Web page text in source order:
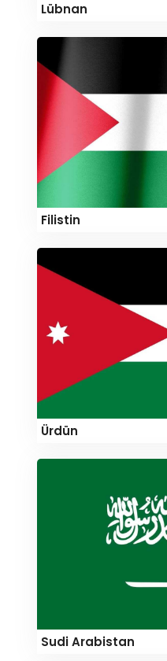
Lübnan
Filistin
Ürdün
Sudi Arabistan